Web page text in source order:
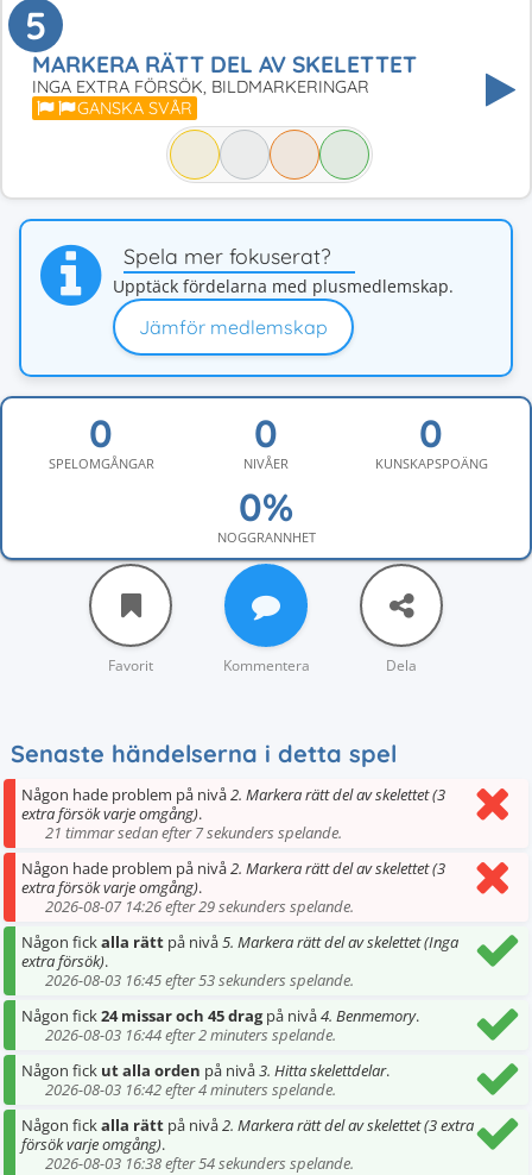
5
MARKERA RÄTT DEL AV SKELETTET
INGA EXTRA FÖRSÖK, BILDMARKERINGAR
GANSKA SVÅR
Spela mer fokuserat?
Upptäck fördelarna med plusmedlemskap.
Jämför medlemskap
SPELOMGÅNGAR NIVÅER KUNSKAPSPOÄNG
NOGGRANNHET
Favorit Kommentera Dela
Senaste händelserna i detta spel
Någon hade problem på nivå2. Markera rätt del av skelettet (3
extra försök varje omgång).
21 timmar sedan efter 7 sekunders spelande.
Någon hade problem på nivå2. Markera rätt del av skelettet (3
extra försök varje omgång).
2026-08-07 14:26 efter 29 sekunders spelande.
Någon fickalla rätt på nivå5. Markera rätt del av skelettet (Inga
extra försök).
2026-08-03 16:45 efter 53 sekunders spelande.
Någon fick24 missar och 45 dragpå nivå4. Benmemory.
2026-08-03 16:44 efter 2 minuters spelande.
Någon fick ut alla orden på nivå3. Hitta skelettdelar.
2026-08-03 16:42 efter 4 minuters spelande.
Någon fickalla rätt på nivå2. Markera rätt del av skelettet (3 extra
försök varje omgång).
2026-08-03 16:38 efter 54 sekunders spelande.